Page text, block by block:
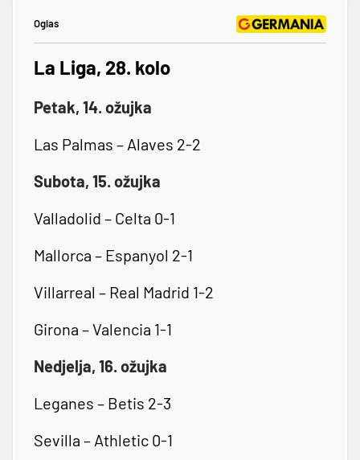
Oglas
La Liga, 28. kolo
Petak, 14. ožujka
Las Palmas – Alaves 2-2
Subota, 15. ožujka
Valladolid – Celta 0-1
Mallorca – Espanyol 2-1
Villarreal – Real Madrid 1-2
Girona – Valencia 1-1
Nedjelja, 16. ožujka
Leganes – Betis 2-3
Sevilla – Athletic 0-1